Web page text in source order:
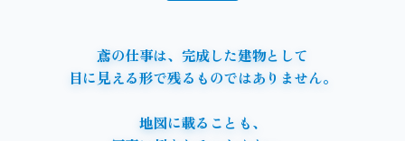
鳶の仕事は、 完成した建物と して
目に見える形で残る ものではあ り ません。
地図に載る こ と も、